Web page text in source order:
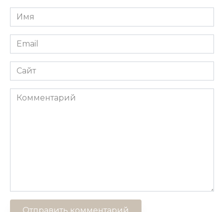
Имя
*
Email
*
Сайт
Комментарий